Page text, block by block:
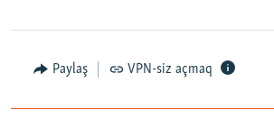
Paylaş VPN-siz açmaq